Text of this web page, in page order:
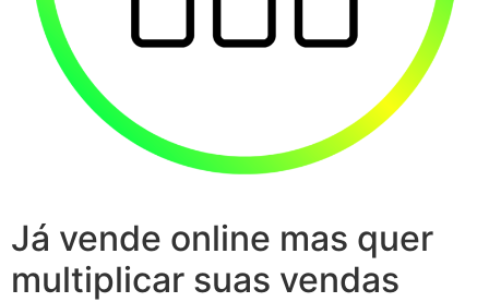
Já vende online mas quer
multiplicar suas vendas